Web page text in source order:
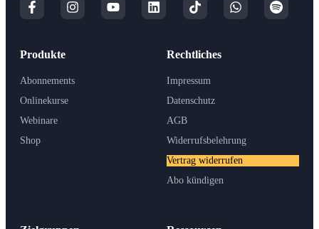
Produkte
Abonnements
Onlinekurse
Webinare
Shop
Rechtliches
Impressum
Datenschutz
AGB
Widerrufsbelehrung
Vertrag widerrufen
Abo kündigen